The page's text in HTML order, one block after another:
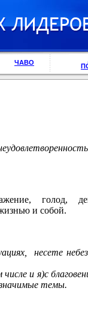
ЧАВО
голод,
и собой.
несете
и я)с
значимые темы.